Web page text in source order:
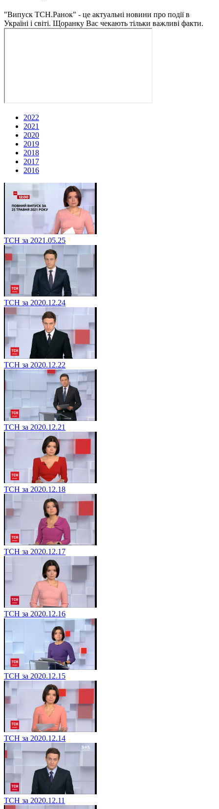
"Випуск ТСН.Ранок" - це актуальні новини про події в
Україні і світі. Щоранку Вас чекають тільки важливі факти.
2022
2021
2020
2019
2018
2017
2016
ТСН за 2021.05.25
ТСН за 2020.12.24
ТСН за 2020.12.22
ТСН за 2020.12.21
ТСН за 2020.12.18
ТСН за 2020.12.17
ТСН за 2020.12.16
ТСН за 2020.12.15
ТСН за 2020.12.14
ТСН за 2020.12.11